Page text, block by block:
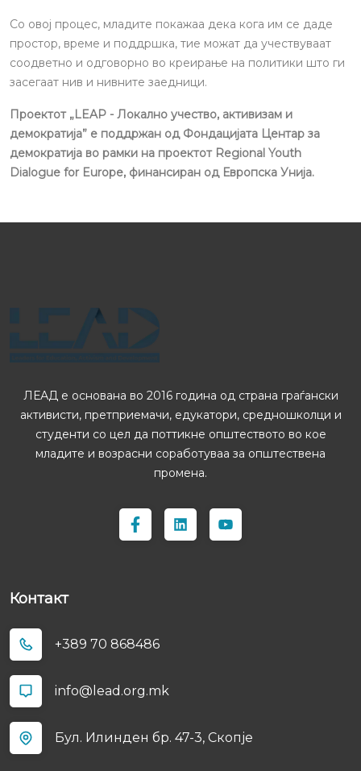
Со овој процес, младите покажаа дека кога им се даде
простор, време и поддршка, тие можат да учествуваат
соодветно и одговорно во креирање на политики што ги
засегаат нив и нивните заедници.
Проектот „LEAP - Локално учество, активизам и
демократија” е поддржан од Фондацијата Центар за
демократија во рамки на проектот Regional Youth
Dialogue for Europe, финансиран од Европска Унија.
ЛЕАД е основана во 2016 година од страна граѓански
активисти, претприемачи, едукатори, средношколци и
студенти со цел да поттикне општеството во кое
младите и возрасни соработуваа за општествена
промена.
Контакт
+389 70 868486
info@lead.org.mk
Бул. Илинден бр. 47-3, Скопјe